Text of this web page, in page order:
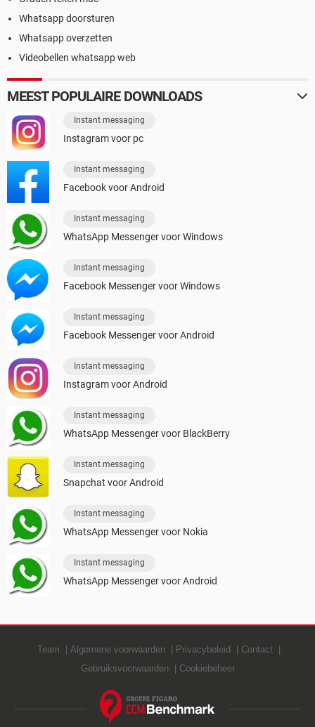
Whatsapp doorsturen
Whatsapp overzetten
Videobellen whatsapp web
MEEST POPULAIRE DOWNLOADS
Instant messaging
Instagram voor pc
Instant messaging
Facebook voor Android
Instant messaging
WhatsApp Messenger voor Windows
Instant messaging
Facebook Messenger voor Windows
Instant messaging
Facebook Messenger voor Android
Instant messaging
Instagram voor Android
Instant messaging
WhatsApp Messenger voor BlackBerry
Instant messaging
Snapchat voor Android
Instant messaging
WhatsApp Messenger voor Nokia
Instant messaging
WhatsApp Messenger voor Android
Team Algemene voorwaarden Privacybeleid
Contact
Gebruiksvoorwaarden
Cookiebeheer